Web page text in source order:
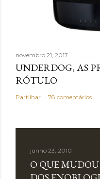
novembro 21, 2017
UNDERDOG, AS
RÓTULO
Partilhar 78 comentários
junho 23, 2010
O QUE